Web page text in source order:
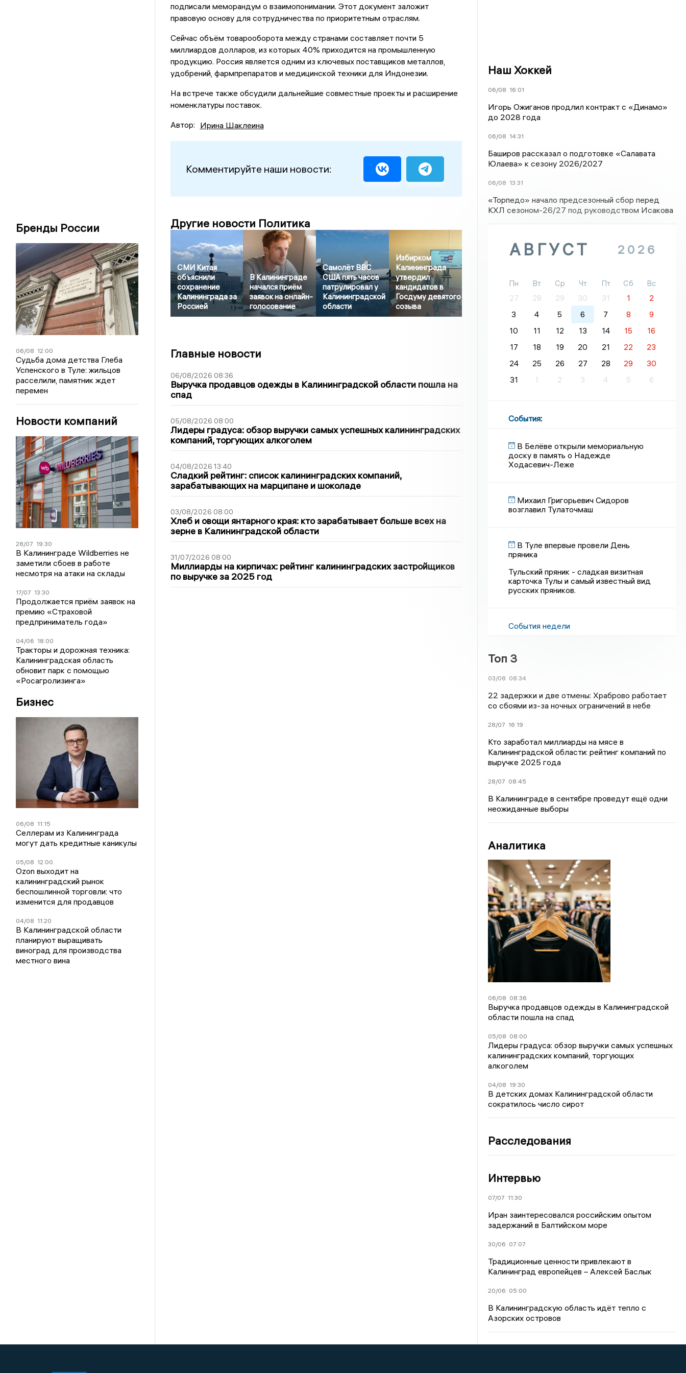
Бренды России
06/08 12:00
Судьба дома детства Глеба
Успенского в Туле: жильцов
расселили, памятник ждет
перемен
Новости компаний
28/07 19:30
В Калининграде Wildberries не
заметили сбоев в работе
несмотря на атаки на склады
17/07 13:30
Продолжается приём заявок на
премию «Страховой
предприниматель года»
04/06 18:00
Тракторы и дорожная техника:
Калининградская область
обновит парк с помощью
«Росагролизинга»
Бизнес
06/08 11:15
Селлерам из Калининграда
могут дать кредитные каникулы
05/08 12:00
Ozon выходит на
калининградский рынок
беспошлинной торговли: что
изменится для продавцов
04/08 11:20
В Калининградской области
планируют выращивать
виноград для производства
местного вина
подписали меморандум о взаимопонимании. Этот документ заложит
правовую основу для сотрудничества по приоритетным отраслям.
Сейчас объём товарооборота между странами составляет почти 5
миллиардов долларов, из которых 40% приходится на промышленную
продукцию. Россия является одним из ключевых поставщиков металлов,
удобрений, фармпрепаратов и медицинской техники для Индонезии.
На встрече также обсудили дальнейшие совместные проекты и расширение
номенклатуры поставок.
Автор: Ирина Шаклеина
Комментируйте наши новости:
Другие новости Политика
СМИ Китая
объяснили
сохранение
Калининграда за
Россией
В Калининграде
начался приём
заявок на онлайн-
голосование
Самолёт ВВС
США пять часов
патрулировал у
Калининградской
области
Избирком
Калининграда
утвердил
кандидатов в
Госдуму девятого
созыва
Главные новости
06/08/2026 08:36
Выручка продавцов одежды в Калининградской области пошла на
спад
05/08/2026 08:00
Лидеры градуса: обзор выручки самых успешных калининградских
компаний, торгующих алкоголем
04/08/2026 13:40
Сладкий рейтинг: список калининградских компаний,
зарабатывающих на марципане и шоколаде
03/08/2026 08:00
Хлеб и овощи янтарного края: кто зарабатывает больше всех на
зерне в Калининградской области
31/07/2026 08:00
Миллиарды на кирпичах: рейтинг калининградских застройщиков
по выручке за 2025 год
Наш Хоккей
06/08 16:01
Игорь Ожиганов продлил контракт с «Динамо»
до 2028 года
06/08 14:31
Баширов рассказал о подготовке «Салавата
Юлаева» к сезону 2026/2027
06/08 13:31
«Торпедо» начало предсезонный сбор перед
КХЛ сезоном-26/27 под руководством Исакова
АВГУСТ 2026
Пн Вт Ср Чт Пт Сб
Вс
27
28 29 30 31 1
2
3
4 5 6 7 8
9
10
11 12 13 14 15
16
17
18 19 20 21 22
23
24
25 26 27 28 29
30
31
1 2 3 4 5 6
События:
В Белёве открыли мемориальную
доску в память о Надежде
Ходасевич-Леже
Михаил Григорьевич Сидоров
возглавил Тулаточмаш
В Туле впервые провели День
пряника
Тульский пряник - сладкая визитная
карточка Тулы и самый известный вид
русских пряников.
События недели
Топ 3
03/08 08:34
22 задержки и две отмены: Храброво работает
со сбоями из-за ночных ограничений в небе
28/07 16:19
Кто заработал миллиарды на мясе в
Калининградской области: рейтинг компаний по
выручке 2025 года
28/07 08:45
В Калининграде в сентябре проведут ещё одни
неожиданные выборы
Аналитика
06/08 08:36
Выручка продавцов одежды в Калининградской
области пошла на спад
05/08 08:00
Лидеры градуса: обзор выручки самых успешных
калининградских компаний, торгующих
алкоголем
04/08 19:30
В детских домах Калининградской области
сократилось число сирот
Расследования
Интервью
07/07 11:30
Иран заинтересовался российским опытом
задержаний в Балтийском море
30/06 07:07
Традиционные ценности привлекают в
Калининград европейцев – Алексей Баслык
20/06 05:00
В Калининградскую область идёт тепло с
Азорских островов